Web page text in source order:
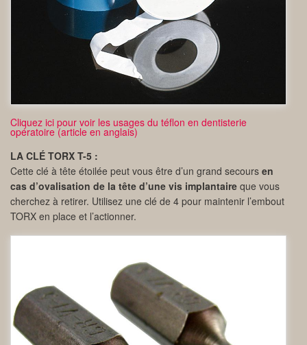
Cliquez ici pour voir les usages du téflon en dentisterie
opératoire (article en anglais)
LA CLÉ TORX T-5 :
Cette clé à tête étoilée peut vous être d’un grand secours en
cas d’ovalisation de la tête d’une vis implantaire que vous
cherchez à retirer. Utilisez une clé de 4 pour maintenir l’embout
TORX en place et l’actionner.